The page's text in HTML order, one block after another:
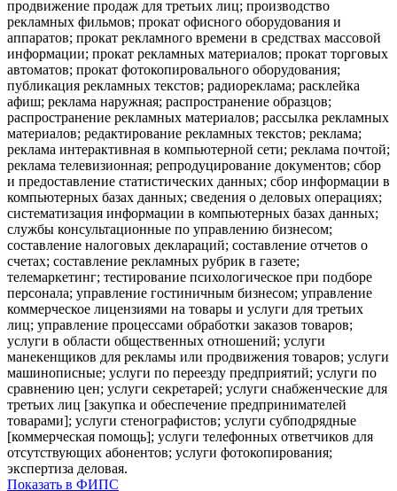
продвижение продаж для третьих лиц; производство
рекламных фильмов; прокат офисного оборудования и
аппаратов; прокат рекламного времени в средствах массовой
информации; прокат рекламных материалов; прокат торговых
автоматов; прокат фотокопировального оборудования;
публикация рекламных текстов; радиореклама; расклейка
афиш; реклама наружная; распространение образцов;
распространение рекламных материалов; рассылка рекламных
материалов; редактирование рекламных текстов; реклама;
реклама интерактивная в компьютерной сети; реклама почтой;
реклама телевизионная; репродуцирование документов; сбор
и предоставление статистических данных; сбор информации в
компьютерных базах данных; сведения о деловых операциях;
систематизация информации в компьютерных базах данных;
службы консультационные по управлению бизнесом;
составление налоговых деклараций; составление отчетов о
счетах; составление рекламных рубрик в газете;
телемаркетинг; тестирование психологическое при подборе
персонала; управление гостиничным бизнесом; управление
коммерческое лицензиями на товары и услуги для третьих
лиц; управление процессами обработки заказов товаров;
услуги в области общественных отношений; услуги
манекенщиков для рекламы или продвижения товаров; услуги
машинописные; услуги по переезду предприятий; услуги по
сравнению цен; услуги секретарей; услуги снабженческие для
третьих лиц [закупка и обеспечение предпринимателей
товарами]; услуги стенографистов; услуги субподрядные
[коммерческая помощь]; услуги телефонных ответчиков для
отсутствующих абонентов; услуги фотокопирования;
экспертиза деловая.
Показать в ФИПС